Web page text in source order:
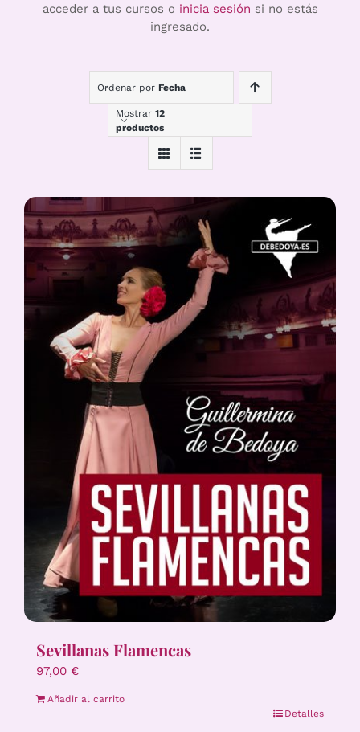
acceder a tus cursos o inicia sesión si no estás
ingresado.
Ordenar por Fecha
Mostrar 12
productos
Sevillanas Flamencas
97,00 €
Añadir al carrito
Detalles